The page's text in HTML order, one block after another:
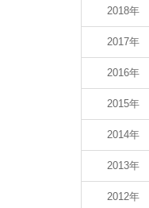
2018年
2017年
2016年
2015年
2014年
2013年
2012年